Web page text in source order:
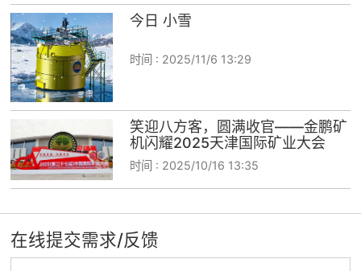
今日 小雪
时间 : 2025/11/6 13:29
笑迎八方客，圆满收官——金鹏矿
机闪耀2025天津国际矿业大会
时间 : 2025/10/16 13:35
在线提交需求/反馈
专家团队